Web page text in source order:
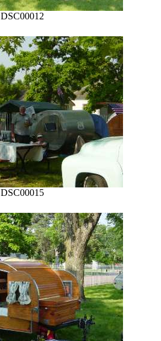
DSC00012
DSC00015